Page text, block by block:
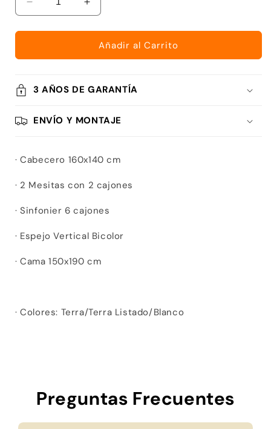
Reducir
cantidad
para
DORMITORIO
MATRIMONIO
Aumentar
cantidad
para
DORMITORIO
MATRIMONIO
7
Añadir al Carrito
3 AÑOS DE GARANTÍA
ENVÍO Y MONTAJE
· Cabecero 160x140 cm
· 2 Mesitas con 2 cajones
· Sinfonier 6 cajones
· Espejo Vertical Bicolor
· Cama 150x190 cm
· Colores: Terra/Terra Listado/Blanco
Preguntas Frecuentes